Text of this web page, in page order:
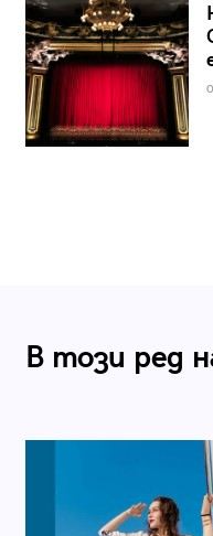
В този ред